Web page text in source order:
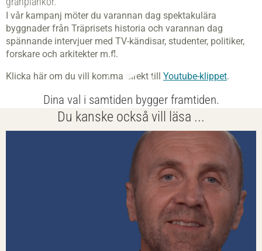
I vår kampanj möter du varannan dag spektakulära
byggnader från Träprisets historia och varannan dag
spännande intervjuer med TV-kändisar, studenter, politiker,
forskare och arkitekter m.fl.
Klicka här om du vill komma direkt till Youtube-klippet.
Dina val i samtiden bygger framtiden.
Du kanske också vill läsa ...